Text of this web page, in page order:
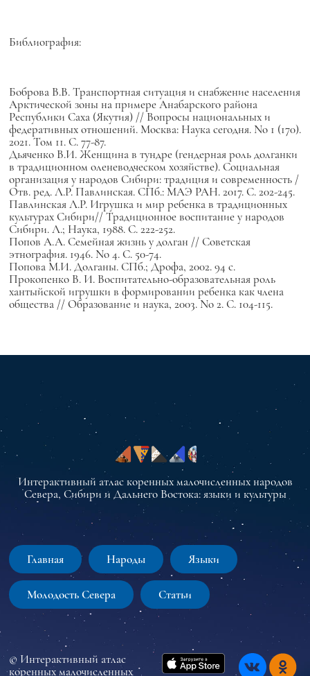
Библиография:
Боброва В.В. Транспортная ситуация и снабжение населения
Арктической зоны на примере Анабарского района
Республики Саха (Якутия) // Вопросы национальных и
федеративных отношений. Москва: Наука сегодня. No 1 (170).
2021. Том 11. С. 77-87.
Дьяченко В.И. Женщина в тундре (гендерная роль долганки
в традиционном оленеводческом хозяйстве). Социальная
организация у народов Сибири: традиция и современность /
Отв. ред. Л.Р. Павлинская. СПб.: МАЭ РАН. 2017. С. 202-245.
Павлинская Л.Р. Игрушка и мир ребенка в традиционных
культурах Сибири// Традиционное воспитание у народов
Сибири. Л.; Наука, 1988. С. 222-252.
Попов А.А. Семейная жизнь у долган // Советская
этнография. 1946. No 4. С. 50-74.
Попова М.И. Долганы. СПб.; Дрофа, 2002. 94 с.
Прокопенко В. И. Воспитательно-образовательная роль
хантыйской игрушки в формировании ребенка как члена
общества // Образование и наука, 2003. No 2. С. 104-115.
Интерактивный атлас коренных малочисленных народов
Севера, Сибири и Дальнего Востока: языки и культуры
Главная Народы Языки
Молодость Севера Статьи
© Интерактивный атлас
коренных малочисленных